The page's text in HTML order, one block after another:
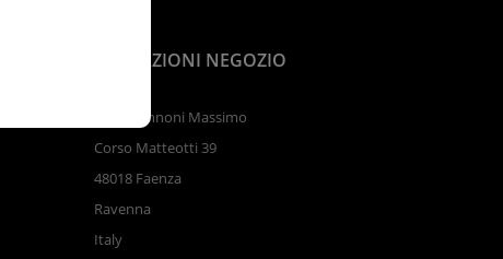
INFORMAZIONI NEGOZIO
Ditta Zannoni Massimo
Corso Matteotti 39
48018 Faenza
Ravenna
Italy